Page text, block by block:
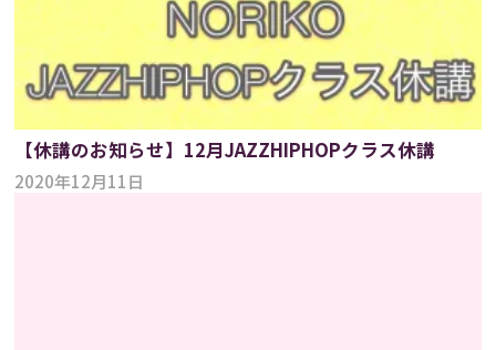
【休講のお知らせ】12月JAZZHIPHOPクラス休講
2020年12月11日